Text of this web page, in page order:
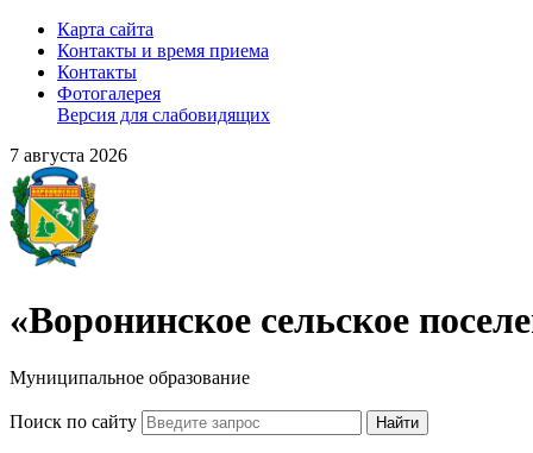
Карта сайта
Контакты и время приема
Контакты
Фотогалерея
Версия для слабовидящих
7 августа 2026
«Воронинское сельское
Муниципальное образование
Поиск по сайту Найти